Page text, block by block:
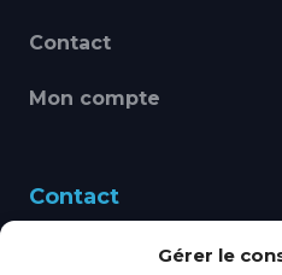
Gérer le
Contact
Mon compte
Contact
460 Avenue Alain